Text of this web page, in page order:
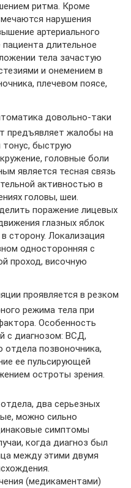
ритма. Кроме
нарушения
артериального
длительное
тела зачастую
и онемением в
плечевом поясе,
довольно-таки
предъявляет жалобы на
быструю
головные боли
является тесная связь
активностью в
головы, шеи.
поражение лицевых
глазных яблок
сторону. Локализация
односторонняя с
проход, височную
проявляется в резком
режима тела при
Особенность
с диагнозом: ВСД,
отдела позвоночника,
ее пульсирующей
остроты зрения.
два серьезных
можно сильно
симптомы
когда диагноз был
между этими двумя
(медикаментами)